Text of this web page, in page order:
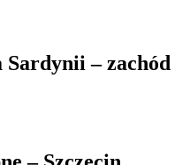
Sardynii – zachód